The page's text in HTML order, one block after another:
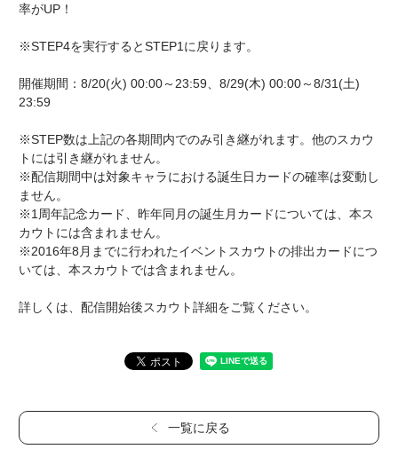
率がUP！
※STEP4を実行するとSTEP1に戻ります。
開催期間：8/20(火) 00:00～23:59、8/29(木) 00:00～8/31(土)
23:59
※STEP数は上記の各期間内でのみ引き継がれます。他のスカウ
トには引き継がれません。
※配信期間中は対象キャラにおける誕生日カードの確率は変動し
ません。
※1周年記念カード、昨年同月の誕生月カードについては、本ス
カウトには含まれません。
※2016年8月までに行われたイベントスカウトの排出カードにつ
いては、本スカウトでは含まれません。
詳しくは、配信開始後スカウト詳細をご覧ください。
一覧に戻る